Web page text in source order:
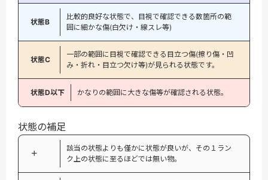
状態B
比較的良好な状態で、目視で確認できる数箇所の範
囲に細かな傷(白欠け・線スレ等)
状態C
一部の範囲に目視で確認できる目立つ傷(擦り傷・凹
み・折れ・目立つ欠け等)が見られる状態です。
状態D以下 かなりの範囲に大きな傷等が確認される状態。
状態の補足
＋
該当の状態よりも僅かに状態が良いが、その１ラン
ク上の状態に至るほどでは無い物。